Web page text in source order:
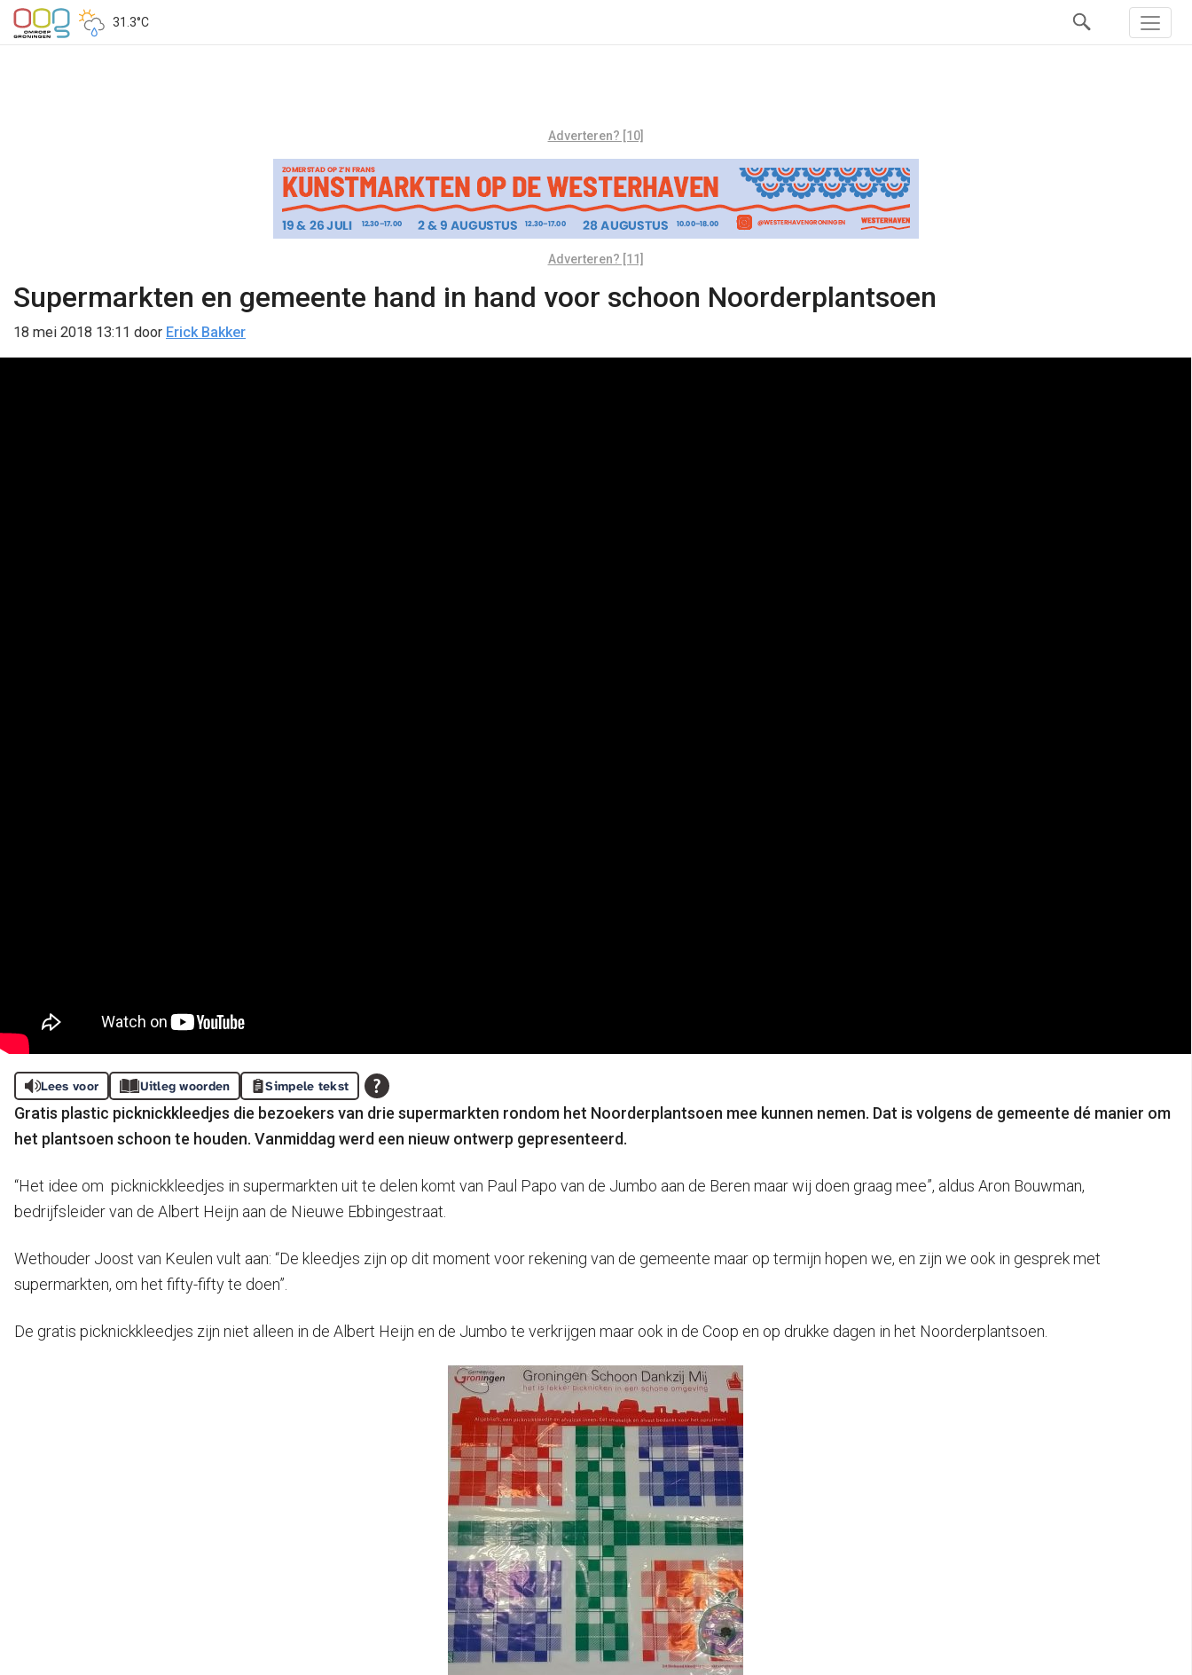
31.3°C
Adverteren? [10]
Adverteren? [11]
Supermarkten en gemeente hand in hand voor schoon Noorderplantsoen
18 mei 2018 13:11 door Erick Bakker
Lees voor Uitleg woorden Simpele tekst
Gratis plastic picknickkleedjes die bezoekers van drie supermarkten rondom het Noorderplantsoen mee kunnen nemen. Dat is volgens de gemeente dé manier om
het plantsoen schoon te houden. Vanmiddag werd een nieuw ontwerp gepresenteerd.
“Het idee om picknickkleedjes in supermarkten uit te delen komt van Paul Papo van de Jumbo aan de Beren maar wij doen graag mee”, aldus Aron Bouwman,
bedrijfsleider van de Albert Heijn aan de Nieuwe Ebbingestraat.
Wethouder Joost van Keulen vult aan: “De kleedjes zijn op dit moment voor rekening van de gemeente maar op termijn hopen we, en zijn we ook in gesprek met
supermarkten, om het fifty-fifty te doen”.
De gratis picknickkleedjes zijn niet alleen in de Albert Heijn en de Jumbo te verkrijgen maar ook in de Coop en op drukke dagen in het Noorderplantsoen.